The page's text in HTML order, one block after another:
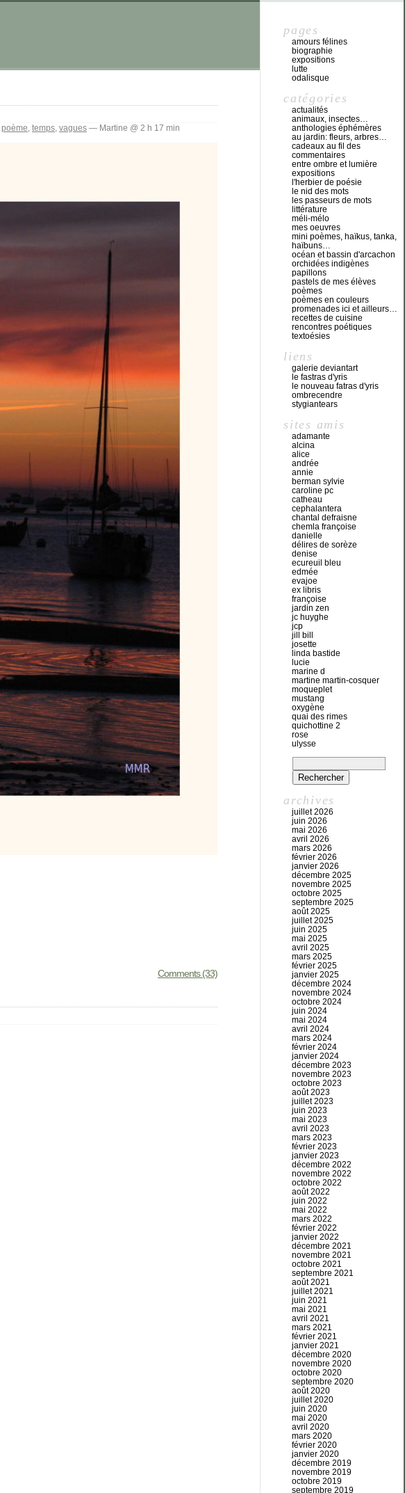
poème, temps, vagues — Martine @ 2 h 17 min
Comments (33)
pages
amours félines
biographie
expositions
lutte
odalisque
catégories
actualités
animaux, insectes…
anthologies éphémères
au jardin: fleurs, arbres…
cadeaux au fil des
commentaires
entre ombre et lumière
expositions
l'herbier de poésie
le nid des mots
les passeurs de mots
littérature
méli-mélo
mes oeuvres
mini poèmes, haïkus, tanka,
haïbuns…
océan et bassin d'arcachon
orchidées indigènes
papillons
pastels de mes élèves
poèmes
poèmes en couleurs
promenades ici et ailleurs…
recettes de cuisine
rencontres poétiques
textoésies
liens
galerie deviantart
le fastras d'yris
le nouveau fatras d'yris
ombrecendre
stygiantears
sites amis
adamante
alcina
alice
andrée
annie
berman sylvie
caroline pc
catheau
cephalantera
chantal defraisne
chemla françoise
danielle
délires de sorèze
denise
ecureuil bleu
edmée
evajoe
ex libris
françoise
jardin zen
jc huyghe
jcp
jill bill
josette
linda bastide
lucie
marine d
martine martin-cosquer
moqueplet
mustang
oxygène
quai des rimes
quichottine 2
rose
ulysse
archives
juillet 2026
juin 2026
mai 2026
avril 2026
mars 2026
février 2026
janvier 2026
décembre 2025
novembre 2025
octobre 2025
septembre 2025
août 2025
juillet 2025
juin 2025
mai 2025
avril 2025
mars 2025
février 2025
janvier 2025
décembre 2024
novembre 2024
octobre 2024
juin 2024
mai 2024
avril 2024
mars 2024
février 2024
janvier 2024
décembre 2023
novembre 2023
octobre 2023
août 2023
juillet 2023
juin 2023
mai 2023
avril 2023
mars 2023
février 2023
janvier 2023
décembre 2022
novembre 2022
octobre 2022
août 2022
juin 2022
mai 2022
mars 2022
février 2022
janvier 2022
décembre 2021
novembre 2021
octobre 2021
septembre 2021
août 2021
juillet 2021
juin 2021
mai 2021
avril 2021
mars 2021
février 2021
janvier 2021
décembre 2020
novembre 2020
octobre 2020
septembre 2020
août 2020
juillet 2020
juin 2020
mai 2020
avril 2020
mars 2020
février 2020
janvier 2020
décembre 2019
novembre 2019
octobre 2019
septembre 2019